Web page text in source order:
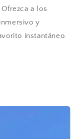
a los
y
instantáneo.